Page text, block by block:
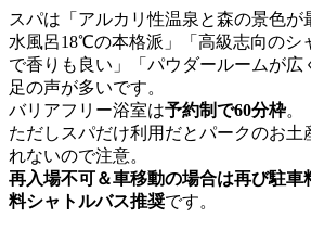
スパは「アルカリ性温泉と森の景色が
水風呂18℃の本格派」「高級志向のシ
で香りも良い」「パウダールームが広
足の声が多いです。
バリアフリー浴室は予約制で60分枠。
ただしスパだけ利用だとパークのお土
れないので注意。
再入場不可＆車移動の場合は再び駐車
料シャトルバス推奨です。